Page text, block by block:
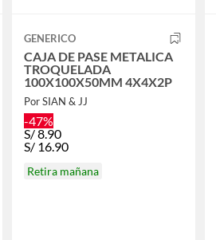
GENERICO
CAJA DE PASE METALICA
TROQUELADA
100X100X50MM 4X4X2P
Por SIAN & JJ
-47%
S/8.90
S/ 16.90
Retira mañana